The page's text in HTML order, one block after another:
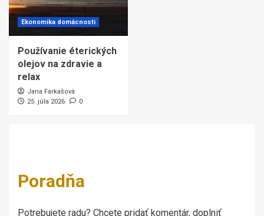
Ekonomika domácnosti
Používanie éterických
olejov na zdravie a
relax
Jana Farkašová
25. júla 2026
0
Poradňa
Potrebujete radu? Chcete pridať komentár, doplniť